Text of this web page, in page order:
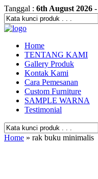
Tanggal : 6th August 2026
Home
TENTANG KAMI
Gallery Produk
Kontak Kami
Cara Pemesanan
Custom Furniture
SAMPLE WARNA
Testimonial
Home » rak buku minimalis